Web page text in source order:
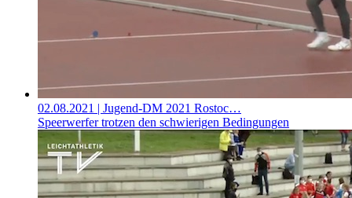
02.08.2021 | Jugend-DM 2021 Rostoc…
Speerwerfer trotzen den schwierigen Bedingungen